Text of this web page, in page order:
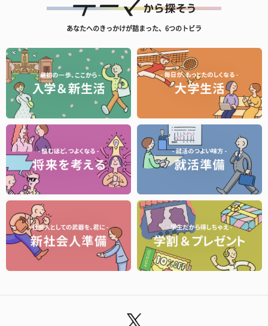
あなたへのきっかけが詰まった、6つのトビラ